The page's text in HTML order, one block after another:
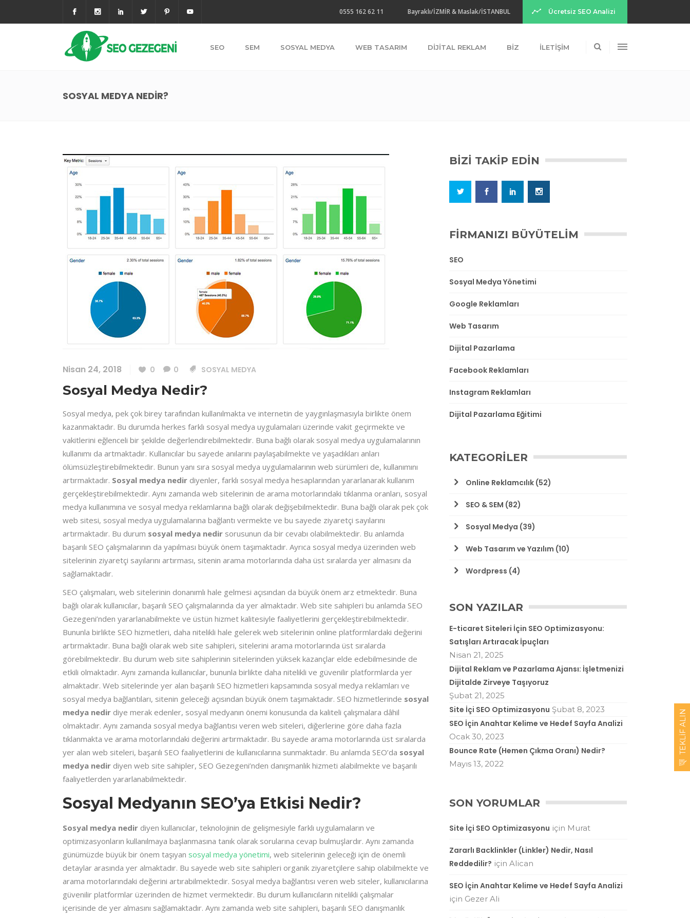
0555 162 62 11 Bayraklı/İZMİR & Maslak/İSTANBUL Ücretsiz SEO Analizi
SEO SEM SOSYAL MEDYA WEB TASARIM DIJITAL REKLAM BIZ İLETIŞIM
SOSYAL MEDYA NEDIR?
Nisan 24, 2018 0 0 SOSYAL MEDYA
Sosyal Medya Nedir?
Sosyal medya, pek çok birey tarafından kullanılmakta ve internetin de yaygınlaşmasıyla birlikte önem
kazanmaktadır. Bu durumda herkes farklı sosyal medya uygulamaları üzerinde vakit geçirmekte ve
vakitlerini eğlenceli bir şekilde değerlendirebilmektedir. Buna bağlı olarak sosyal medya uygulamalarının
kullanımı da artmaktadır. Kullanıcılar bu sayede anılarını paylaşabilmekte ve yaşadıkları anları
ölümsüzleştirebilmektedir. Bunun yanı sıra sosyal medya uygulamalarının web sürümleri de, kullanımını
artırmaktadır. Sosyal medya nedir diyenler, farklı sosyal medya hesaplarından yararlanarak kullanım
gerçekleştirebilmektedir. Aynı zamanda web sitelerinin de arama motorlarındaki tıklanma oranları, sosyal
medya kullanımına ve sosyal medya reklamlarına bağlı olarak değişebilmektedir. Buna bağlı olarak pek çok
web sitesi, sosyal medya uygulamalarına bağlantı vermekte ve bu sayede ziyaretçi sayılarını
artırmaktadır. Bu durum sosyal medya nedir sorusunun da bir cevabı olabilmektedir. Bu anlamda
başarılı SEO çalışmalarının da yapılması büyük önem taşımaktadır. Ayrıca sosyal medya üzerinden web
sitelerinin ziyaretçi sayılarını artırması, sitenin arama motorlarında daha üst sıralarda yer almasını da
sağlamaktadır.
SEO çalışmaları, web sitelerinin donanımlı hale gelmesi açısından da büyük önem arz etmektedir. Buna
bağlı olarak kullanıcılar, başarılı SEO çalışmalarında da yer almaktadır. Web site sahipleri bu anlamda SEO
Gezegeni’nden yararlanabilmekte ve üstün hizmet kalitesiyle faaliyetlerini gerçekleştirebilmektedir.
Bununla birlikte SEO hizmetleri, daha nitelikli hale gelerek web sitelerinin online platformlardaki değerini
artırmaktadır. Buna bağlı olarak web site sahipleri, sitelerini arama motorlarında üst sıralarda
görebilmektedir. Bu durum web site sahiplerinin sitelerinden yüksek kazançlar elde edebilmesinde de
etkili olmaktadır. Aynı zamanda kullanıcılar, bununla birlikte daha nitelikli ve güvenilir platformlarda yer
almaktadır. Web sitelerinde yer alan başarılı SEO hizmetleri kapsamında sosyal medya reklamları ve
sosyal medya bağlantıları, sitenin geleceği açısından büyük önem taşımaktadır. SEO hizmetlerinde sosyal
medya nedir diye merak edenler, sosyal medyanın önemi konusunda da kaliteli çalışmalara dâhil
olmaktadır. Aynı zamanda sosyal medya bağlantısı veren web siteleri, diğerlerine göre daha fazla
tıklanmakta ve arama motorlarındaki değerini artırmaktadır. Bu sayede arama motorlarında üst sıralarda
yer alan web siteleri, başarılı SEO faaliyetlerini de kullanıcılarına sunmaktadır. Bu anlamda SEO’da sosyal
medya nedir diyen web site sahipler, SEO Gezegeni’nden danışmanlık hizmeti alabilmekte ve başarılı
faaliyetlerden yararlanabilmektedir.
Sosyal Medyanın SEO’ya Etkisi Nedir?
Sosyal medya nedir diyen kullanıcılar, teknolojinin de gelişmesiyle farklı uygulamaların ve
optimizasyonların kullanılmaya başlanmasına tanık olarak sorularına cevap bulmuşlardır. Aynı zamanda
günümüzde büyük bir önem taşıyan sosyal medya yönetimi, web sitelerinin geleceği için de önemli
detaylar arasında yer almaktadır. Bu sayede web site sahipleri organik ziyaretçilere sahip olabilmekte ve
arama motorlarındaki değerini artırabilmektedir. Sosyal medya bağlantısı veren web siteler, kullanıcılarına
güvenilir platformlar üzerinden de hizmet vermektedir. Bu durum kullanıcıların nitelikli çalışmalar
içerisinde de yer almasını sağlamaktadır. Aynı zamanda web site sahipleri, başarılı SEO danışmanlık
BIZI TAKIP EDIN
FIRMANIZI BÜYÜTELIM
SEO
Sosyal Medya Yönetimi
Google Reklamları
Web Tasarım
Dijital Pazarlama
Facebook Reklamları
Instagram Reklamları
Dijital Pazarlama Eğitimi
KATEGORILER
Online Reklamcılık (52)
SEO & SEM (82)
Sosyal Medya (39)
Web Tasarım ve Yazılım (10)
Wordpress (4)
SON YAZILAR
E-ticaret Siteleri İçin SEO Optimizasyonu:
Satışları Artıracak İpuçları
Nisan 21, 2025
Dijital Reklam ve Pazarlama Ajansı: İşletmenizi
Dijitalde Zirveye Taşıyoruz
Şubat 21, 2025
Site İçi SEO Optimizasyonu Şubat 8, 2023
SEO İçin Anahtar Kelime ve Hedef Sayfa Analizi
Ocak 30, 2023
Bounce Rate (Hemen Çıkma Oranı) Nedir?
Mayıs 13, 2022
SON YORUMLAR
Site İçi SEO Optimizasyonu için Murat
Zararlı Backlinkler (Linkler) Nedir, Nasıl
Reddedilir? içinAlican
SEO İçin Anahtar Kelime ve Hedef Sayfa Analizi
için Gezer Ali
TEKLIF ALIN